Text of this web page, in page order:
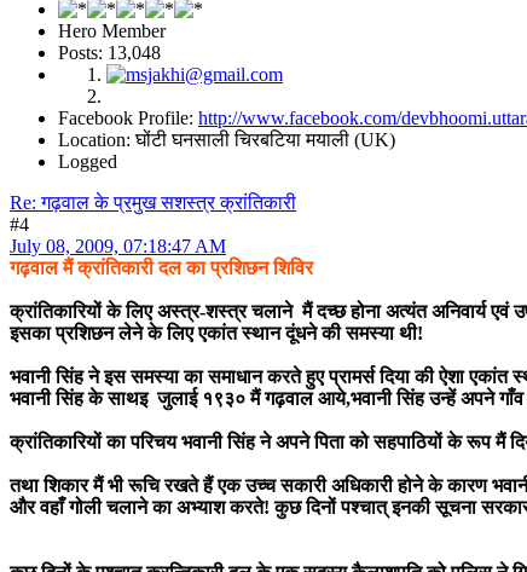
Hero Member
Posts: 13,048
Facebook Profile: http://www.facebook.com/
Location: घोंटी घनसाली चिरबटिया मयाली (UK)
Logged
Re: गढ़वाल के प्रमुख सशस्त्र क्रांतिकारी
#4
July 08, 2009, 07:18:47 AM
गढ़वाल मैं क्रांतिकारी दल का प्रशिछन शिविर
क्रांतिकारियों के लिए अस्त्र-शस्त्र चलाने मैं दच्छ होना अत्यंत अनिवार्य एवं
इसका प्रशिछन लेने के लिए एकांत स्थान दूंधने की समस्या थी!
भवानी सिंह ने इस समस्या का समाधान करते हुए प्रामर्स दिया की ऐशा
भवानी सिंह के साथइ जुलाई १९३० मैं गढ़वाल आये,भवानी सिंह उन्हें अपने
क्रांतिकारियों का परिचय भवानी सिंह ने अपने पिता को सहपाठियों के रूप
तथा शिकार मैं भी रूचि रखते हैं एक उच्च सकारी अधिकारी होने के कारण
और वहाँ गोली चलाने का अभ्याश करते! कुछ दिनों पश्चात् इनकी सूचना